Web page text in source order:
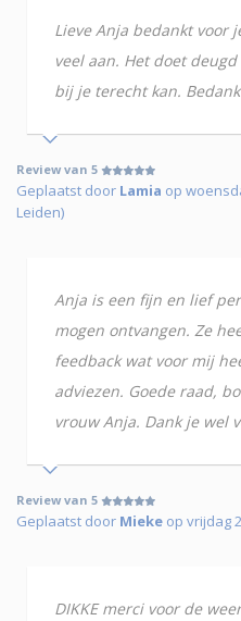
Lieve Anja bedankt voor
veel aan. Het doet
bij je terecht kan. Bedank
Review van 5
Geplaatst door Lamia op
Leiden)
Anja is een fijn en lief
mogen ontvangen. Ze
feedback wat voor mij
adviezen. Goede raad,
vrouw Anja. Dank je wel
Review van 5
Geplaatst door Mieke op vrijdag
DIKKE merci voor de